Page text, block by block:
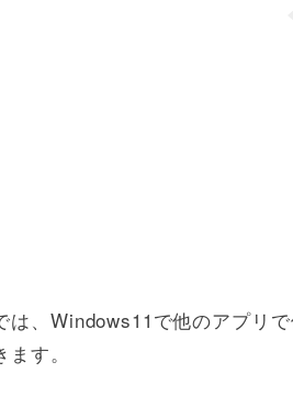
は、Windows11で他のアプリ
す。